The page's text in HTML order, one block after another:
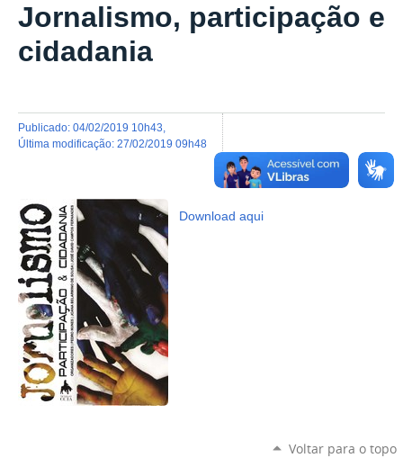
Jornalismo, participação e
cidadania
publicado: 04/02/2019 10h43
última modificação: 27/02/2019 09h48
Download aqui
Voltar para o topo